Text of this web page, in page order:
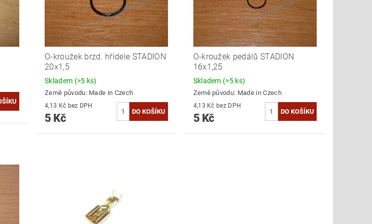
O-kroužek brzd. hřídele STADION
20x1,5
Skladem (>5 ks)
Země původu: Made in Czech
4,13 Kč bez DPH
5 Kč
O-kroužek pedálů STADION
16x1,25
Skladem (>5 ks)
Země původu: Made in Czech
4,13 Kč bez DPH
5 Kč